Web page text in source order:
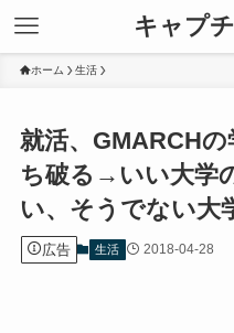
キャプ
ホーム 生活
就活、GMARCH
ち破る→いい大学
い、そうでない大
広告 生活 2018-04-28